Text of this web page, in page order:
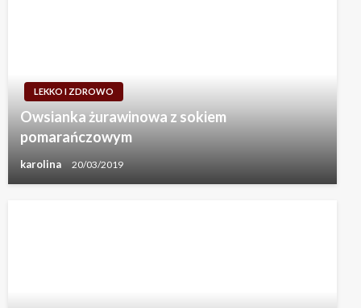
LEKKO I ZDROWO
Owsianka żurawinowa z sokiem
pomarańczowym
karolina 20/03/2019